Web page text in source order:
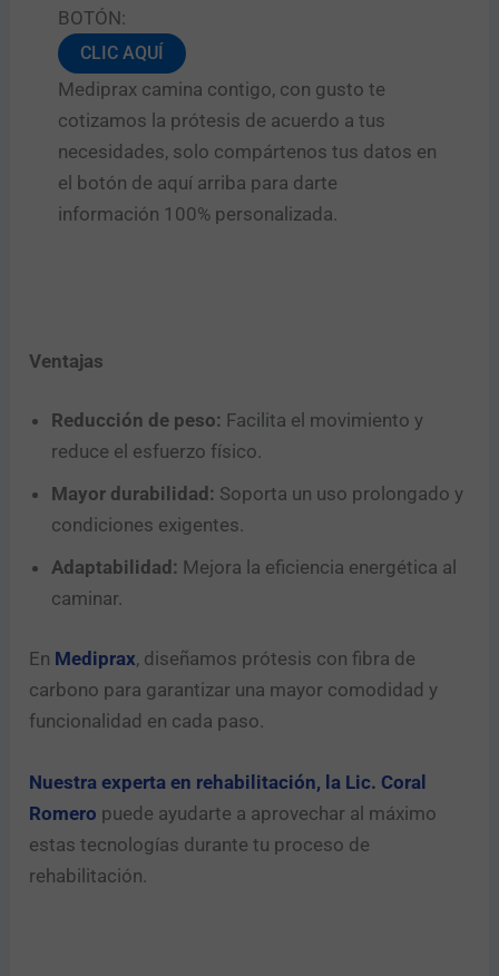
BOTÓN:
CLIC AQUÍ
Mediprax camina contigo, con gusto te
cotizamos la prótesis de acuerdo a tus
necesidades, solo compártenos tus datos en
el botón de aquí arriba para darte
información 100% personalizada.
Ventajas
Reducción de peso: Facilita el movimiento y
reduce el esfuerzo físico.
Mayor durabilidad: Soporta un uso prolongado y
condiciones exigentes.
Adaptabilidad: Mejora la eficiencia energética al
caminar.
En Mediprax, diseñamos prótesis con fibra de
carbono para garantizar una mayor comodidad y
funcionalidad en cada paso.
Nuestra experta en rehabilitación, la Lic. Coral
Romero puede ayudarte a aprovechar al máximo
estas tecnologías durante tu proceso de
rehabilitación.